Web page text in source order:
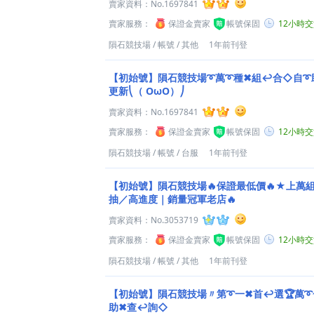
賣家資料： No.1697841
賣家服務：
保證金賣家 帳號保固
12小時
隕石競技場/帳號/其他 1年前刊登
【初始號】隕石競技場➰萬➰種✖組↩合◇自
更新⎝（ OωO）⎠
賣家資料： No.1697841
賣家服務：
保證金賣家 帳號保固
12小時
隕石競技場/帳號/ 台服 1年前刊登
【初始號】隕石競技場🔥保證最低價🔥★上萬
抽／高進度｜銷量冠軍老店🔥
賣家資料： No.3053719
賣家服務：
保證金賣家 帳號保固
12小時
隕石競技場/帳號/其他 1年前刊登
【初始號】隕石競技場〃第➰一✖首↩選🏆
助✖查↩詢◇